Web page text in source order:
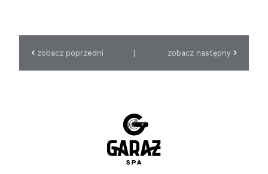
zobacz poprzedni zobacz następny